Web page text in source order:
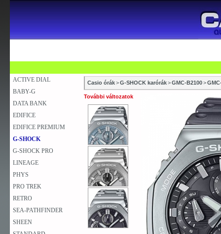
ACTIVE DIAL
BABY-G
DATA BANK
EDIFICE
EDIFICE PREMIUM
G-SHOCK
G-SHOCK PRO
LINEAGE
PHYS
PRO TREK
RETRO
SEA-PATHFINDER
SHEEN
Casio órák>G-SHOCK karórák>GMC-B2100>
További változatok